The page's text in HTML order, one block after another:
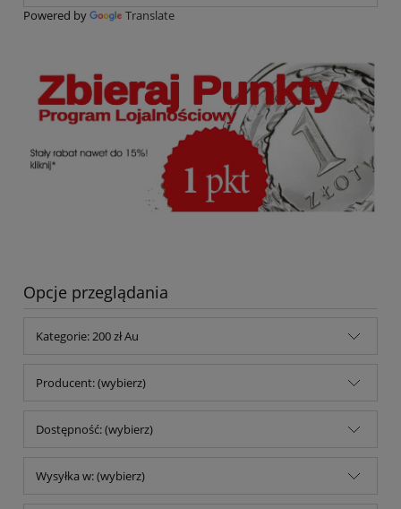
Powered by Translate
Opcje przeglądania
Kategorie: 200 zł Au
Producent: (wybierz)
Dostępność: (wybierz)
Wysyłka w: (wybierz)